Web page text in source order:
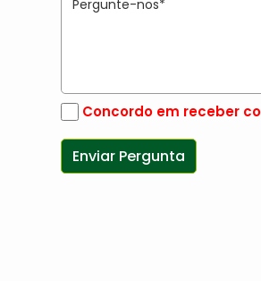
Concordo em receber